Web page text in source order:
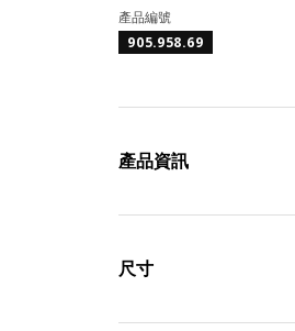
產品編號
905.958.69
產品資訊
尺寸